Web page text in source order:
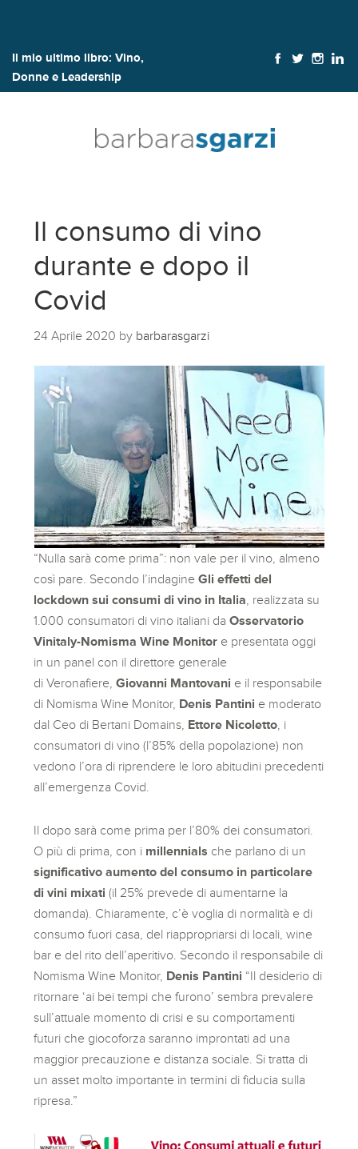
Il mio ultimo libro: Vino,
Donne e Leadership
Il consumo di vino
durante e dopo il
Covid
24 Aprile 2020 by barbarasgarzi
“Nulla sarà come prima”: non vale per il vino, almeno
così pare. Secondo l’indagineGli effetti del
lockdown sui consumi di vino in Italia , realizzata su
1.000 consumatori di vino italiani daOsservatorio
Vinitaly-Nomisma Wine Monitor e presentata oggi
in un panel con il direttore generale
di Veronafiere,Giovanni Mantovani e il responsabile
di Nomisma Wine Monitor, Denis Pantini e moderato
dal Ceo di Bertani Domains, Ettore Nicoletto , i
consumatori di vino (l’85% della popolazione) non
vedono l’ora di riprendere le loro abitudini precedenti
all’emergenza Covid.
Il dopo sarà come prima per l’80% dei consumatori.
O più di prima, con i millennials che parlano di un
significativo aumento del consumo in particolare
di vini mixati(il 25% prevede di aumentarne la
domanda). Chiaramente, c’è voglia di normalità e di
consumo fuori casa, del riappropriarsi di locali, wine
bar e del rito dell’aperitivo. Secondo il responsabile di
Nomisma Wine Monitor, Denis Pantini “Il desiderio di
ritornare ‘ai bei tempi che furono’ sembra prevalere
sull’attuale momento di crisi e su comportamenti
futuri che giocoforza saranno improntati ad una
maggior precauzione e distanza sociale. Si tratta di
un asset molto importante in termini di fiducia sulla
ripresa.”